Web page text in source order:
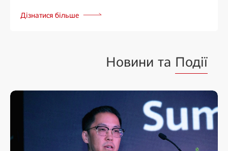
Дізнатися більше
Новини та Події